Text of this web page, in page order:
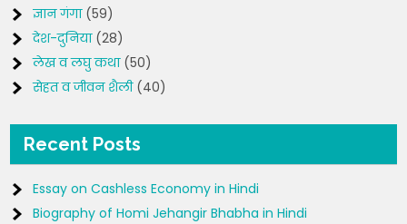
ज्ञान गंगा(59)
देश-दुनिया(28)
लेख व लघु कथा(50)
सेहत व जीवन शैली(40)
Recent Posts
Essay on Cashless Economy in Hindi
Biography of Homi Jehangir Bhabha in Hindi